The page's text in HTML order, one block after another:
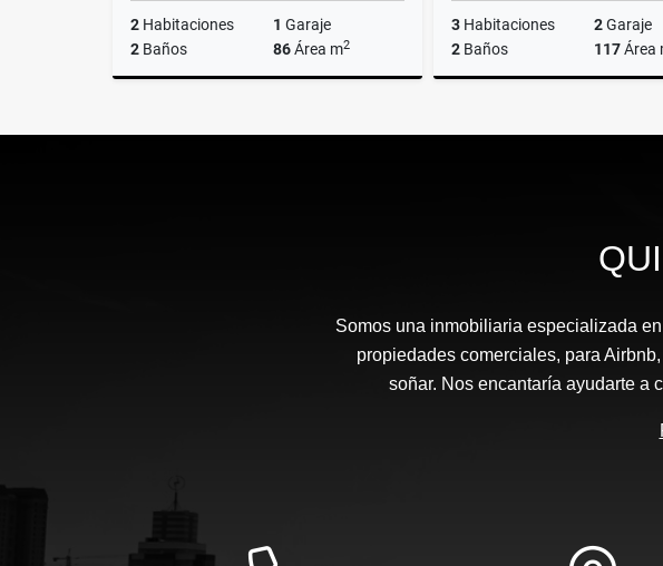
2 Habitaciones 1 Garaje
2 Baños 86Área m2
$928.000.000
3 Habitaciones 2Garaje
2 Baños 117Área
$940.000.000
Somos una inmobiliaria especializada
propiedades comerciales, para
soñar. Nos encantaría ayudarte a